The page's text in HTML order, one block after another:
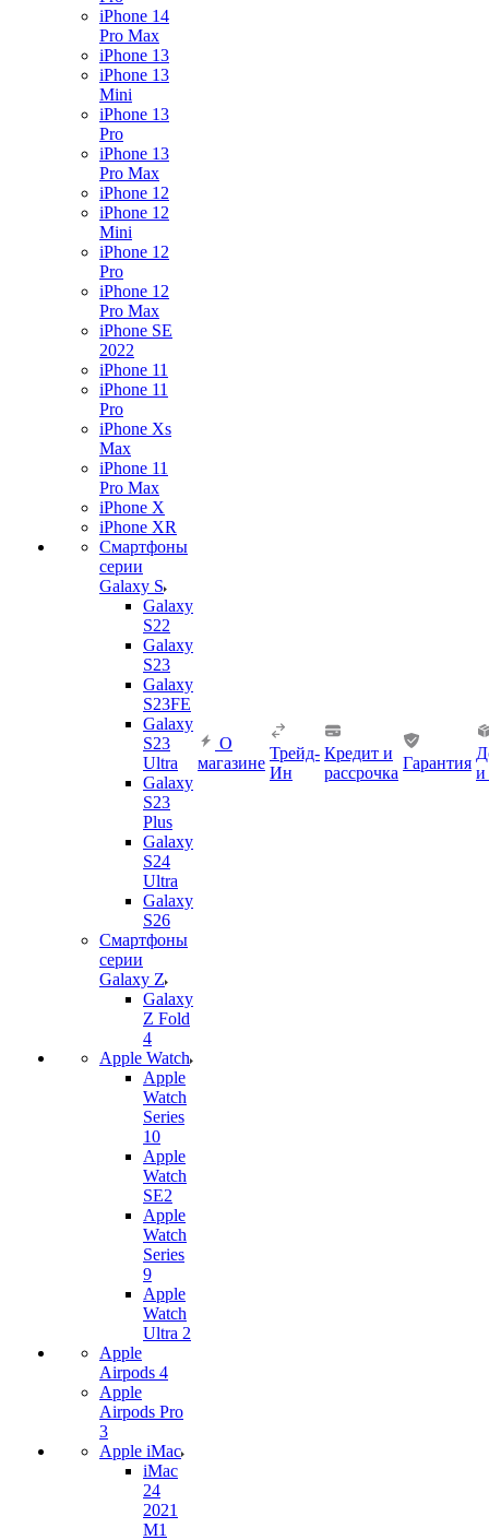
iPhone 14
Pro Max
iPhone 13
iPhone 13
Mini
iPhone 13
Pro
iPhone 13
Pro Max
iPhone 12
iPhone 12
Mini
iPhone 12
Pro
iPhone 12
Pro Max
iPhone SE
2022
iPhone 11
iPhone 11
Pro
iPhone Xs
Max
iPhone 11
Pro Max
iPhone X
iPhone XR
Смартфоны
серии
Galaxy S
Galaxy
S22
Galaxy
S23
Galaxy
S23FE
Galaxy
S23
Ultra
Galaxy
S23
Plus
Galaxy
S24
Ultra
Galaxy
S26
Смартфоны
серии
Galaxy Z
Galaxy
Z Fold
4
Apple Watch
Apple
Watch
Series
10
Apple
Watch
SE2
Apple
Watch
Series
9
Apple
Watch
Ultra 2
Apple
Airpods 4
Apple
Airpods Pro
3
Apple iMac
iMac
24
2021
M1
О
магазине
Трейд-
Ин
Кредит и
рассрочка
Гарантия
и